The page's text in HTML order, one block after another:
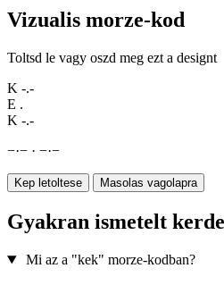
Vizualis morze-kod
Toltsd le vagy oszd meg ezt a designt
K -.-
E .
K -.-
−·− · −·−
Kep letoltese Masolas vagolapra
Gyakran ismetelt
Mi az a "kek" morze-kodban?